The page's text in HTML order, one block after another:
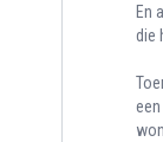
En
die